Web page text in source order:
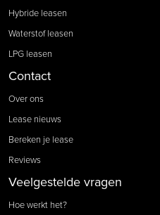
Hybride leasen
Waterstof leasen
LPG leasen
Contact
Over ons
Lease nieuws
Bereken je lease
Reviews
Veelgestelde vragen
Hoe werkt het?